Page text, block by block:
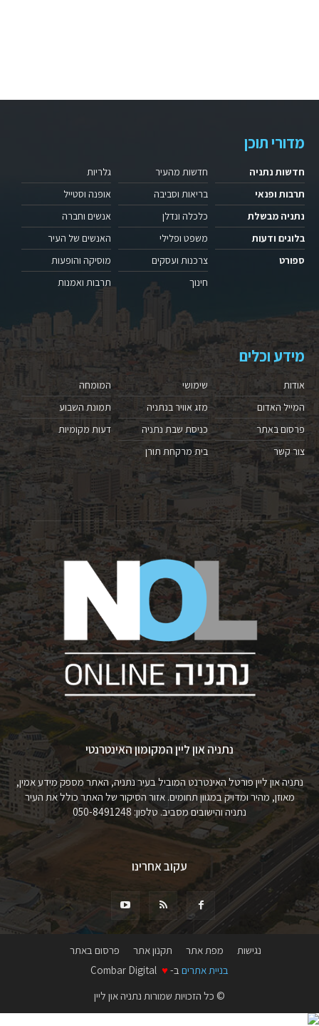
מדורי תוכן
חדשות נתניה
תרבות ופנאי
נתניה מבשלת
בלוגים ודעות
ספורט
חדשות מהעיר
בריאות וסביבה
כלכלה ונדלן
משפט ופלילי
צרכנות ועסקים
חינוך
גלריות
אופנה וסטייל
אנשים וחברה
האנשים של העיר
מוסיקה והופעות
תרבות ואמנות
מידע וכלים
אודות
המייל האדום
פרסום באתר
צור קשר
שימושי
מזג אוויר בנתניה
כניסת שבת נתניה
בית מרקחת תורן
המומחה
תמונת השבוע
דעות מקומיות
נתניה און ליין המקומון האינטרנטי
נתניה און ליין פורטל האינטרנט המוביל בעיר נתניה, האתר מספק מידע אמין,
מאוזן, מהיר ומדויק במגוון תחומים. אזור הסיקור של האתר כולל את העיר
נתניה והישובים מסביב. טלפון: 050-8491248
עקוב אחרינו
נגישות מפת אתר תקנון אתר
פרסום באתר
בניית אתרים ב- ♥
© כל הזכויות שמורות נתניה און ליין